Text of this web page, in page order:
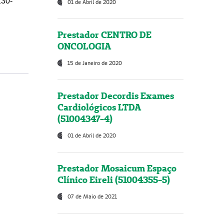
01 de Abril de 2020
Prestador CENTRO DE
ONCOLOGIA
15 de Janeiro de 2020
Prestador Decordis Exames
Cardiológicos LTDA
(51004347-4)
01 de Abril de 2020
Prestador Mosaicum Espaço
Clínico Eireli (51004355-5)
07 de Maio de 2021